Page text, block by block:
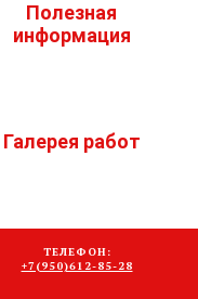
Полезная
информация
Галерея работ
ТЕЛЕФОН:
+7(950)612-85-28